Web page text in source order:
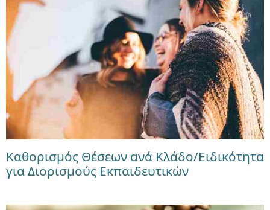
Καθορισμός Θέσεων ανά Κλάδο/Ειδικότητα
για Διορισμούς Εκπαιδευτικών